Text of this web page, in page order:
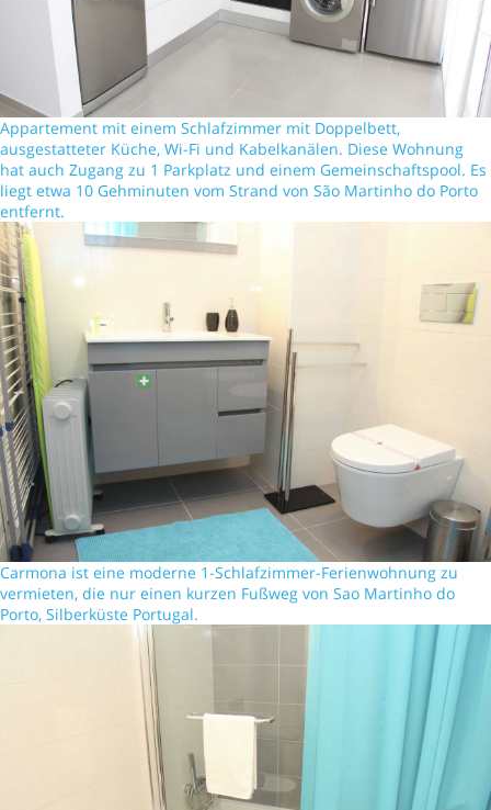
Appartement mit einem Schlafzimmer mit Doppelbett,
ausgestatteter Küche, Wi-Fi und Kabelkanälen. Diese Wohnung
hat auch Zugang zu 1 Parkplatz und einem Gemeinschaftspool. Es
liegt etwa 10 Gehminuten vom Strand von São Martinho do Porto
entfernt.
Carmona ist eine moderne 1-Schlafzimmer-Ferienwohnung zu
vermieten, die nur einen kurzen Fußweg von Sao Martinho do
Porto, Silberküste Portugal.